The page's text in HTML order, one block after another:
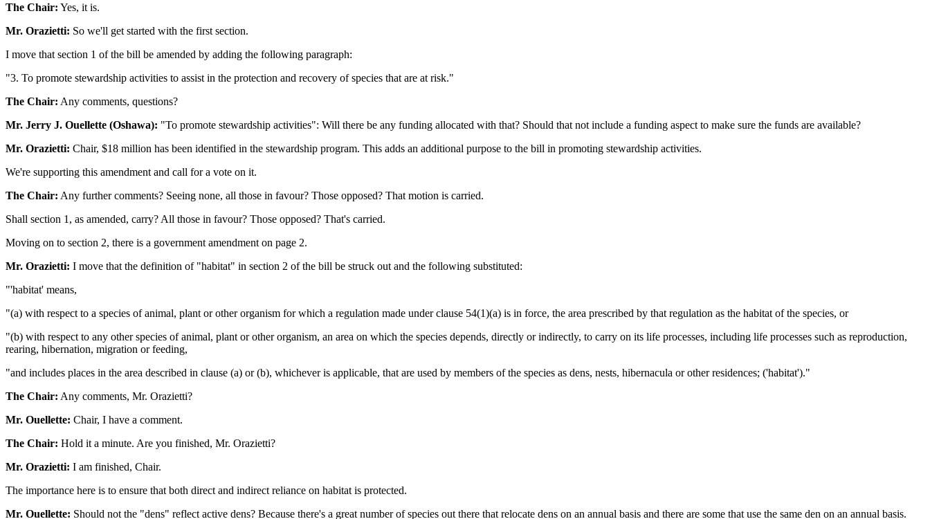
The Chair: Yes, it is.
Mr. Orazietti: So we'll get started with the first section.
I move that section 1 of the bill be amended by adding the following paragraph:
"3. To promote stewardship activities to assist in the protection and recovery of species that are at risk."
The Chair: Any comments, questions?
Mr. Jerry J. Ouellette (Oshawa): "To promote stewardship activities": Will there be any funding allocated with that? Should that not include a funding aspect to make sure the funds are available?
Mr. Orazietti: Chair, $18 million has been identified in the stewardship program. This adds an additional purpose to the bill in promoting stewardship activities.
We're supporting this amendment and call for a vote on it.
The Chair: Any further comments? Seeing none, all those in favour? Those opposed? That motion is carried.
Shall section 1, as amended, carry? All those in favour? Those opposed? That's carried.
Moving on to section 2, there is a government amendment on page 2.
Mr. Orazietti: I move that the definition of "habitat" in section 2 of the bill be struck out and the following substituted:
"'habitat' means,
"(a) with respect to a species of animal, plant or other organism for which a regulation made under clause 54(1)(a) is in force, the area prescribed by that regulation as the habitat of the species, or
"(b) with respect to any other species of animal, plant or other organism, an area on which the species depends, directly or indirectly, to carry on its life processes, including life processes such as reproduction,
rearing, hibernation, migration or feeding,
"and includes places in the area described in clause (a) or (b), whichever is applicable, that are used by members of the species as dens, nests, hibernacula or other residences; ('habitat')."
The Chair: Any comments, Mr. Orazietti?
Mr. Ouellette: Chair, I have a comment.
The Chair: Hold it a minute. Are you finished, Mr. Orazietti?
Mr. Orazietti: I am finished, Chair.
The importance here is to ensure that both direct and indirect reliance on habitat is protected.
Mr. Ouellette: Should not the "dens" reflect active dens? Because there's a great number of species out there that relocate dens on an annual basis and there are some that use the same den on an annual basis.